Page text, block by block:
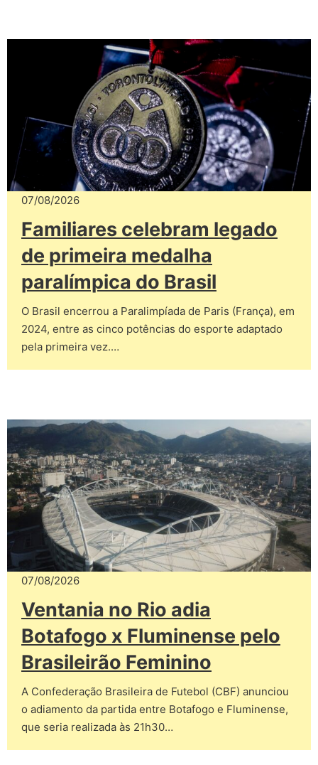
07/08/2026
Familiares celebram legado
de primeira medalha
paralímpica do Brasil
O Brasil encerrou a Paralimpíada de Paris (França), em
2024, entre as cinco potências do esporte adaptado
pela primeira vez.…
07/08/2026
Ventania no Rio adia
Botafogo x Fluminense pelo
Brasileirão Feminino
A Confederação Brasileira de Futebol (CBF) anunciou
o adiamento da partida entre Botafogo e Fluminense,
que seria realizada às 21h30…